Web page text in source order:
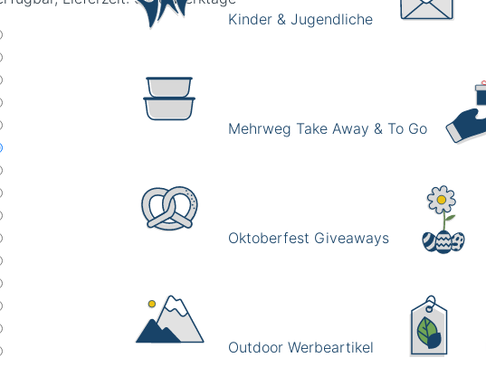
Kinder & Jugendliche
Mehrweg Take Away & To Go
Oktoberfest Giveaways
Outdoor Werbeartikel